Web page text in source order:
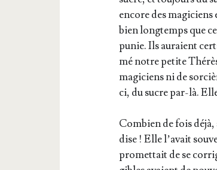
encore des magi­ciens
bien long­temps que
punie. Ils auraient
mé notre petite
magi­ciens ni de
ci, du sucre par-là.
Com­bien de fois
dise ! Elle l’avait
pro­met­tait de se